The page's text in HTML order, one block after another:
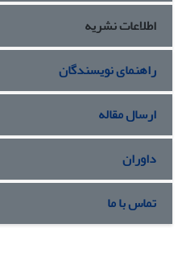
اطلاعات نشریه
راهنمای نویسندگان
ارسال مقاله
داوران
تماس با ما